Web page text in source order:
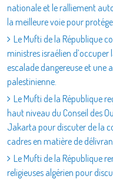
nationale et le ralliement
la meilleure voie pour
Le Mufti de la République
ministres israélien
escalade dangereuse et une
palestinienne.
Le Mufti de la République
haut niveau du Conseil des
Jakarta pour discuter de la
cadres en matière de
Le Mufti de la République
religieuses algérien pour